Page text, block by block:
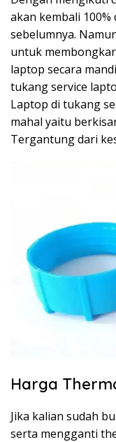
akan kembali
sebelumnya.
untuk
laptop secara
tukang service
Laptop di tukang
mahal yaitu
Tergantung dari
Harga
Jika kalian sudah
serta mengganti